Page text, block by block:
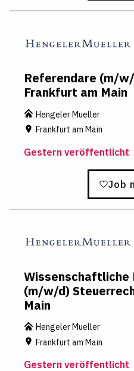
Referendare (m/
Frankfurt am Main
Hengeler Mueller
Frankfurt am Main
Gestern veröffentlicht
Job
(m/w/d)
Main
Hengeler Mueller
Frankfurt am Main
Gestern veröffentlicht